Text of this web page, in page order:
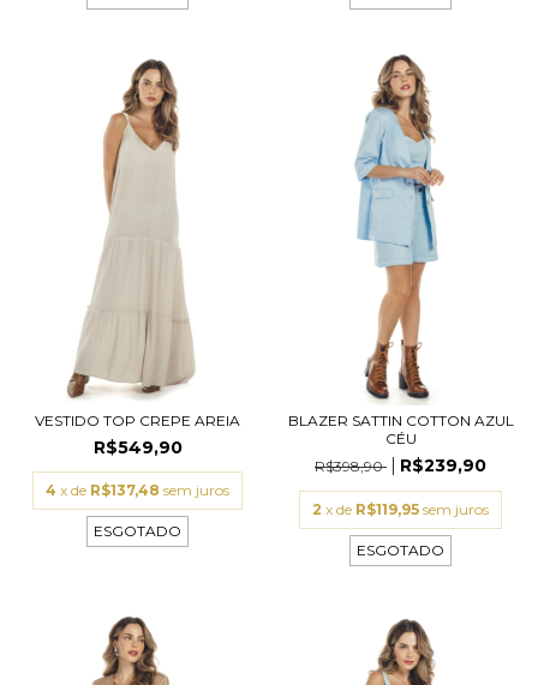
VESTIDO TOP CREPE AREIA
R$549,90
4 x de R$137,48 sem juros
ESGOTADO
BLAZER SATTIN COTTON AZUL
CÉU
R$398,90
R$239,90
2 x de R$119,95 sem juros
ESGOTADO